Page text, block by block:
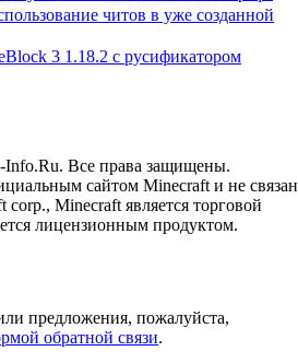
читов в уже созданной
3 1.18.2 с русификатором
Все права защищены.
сайтом Minecraft и не связан
Minecraft является торговой
лицензионным продуктом.
предложения, пожалуйста,
обратной связи.